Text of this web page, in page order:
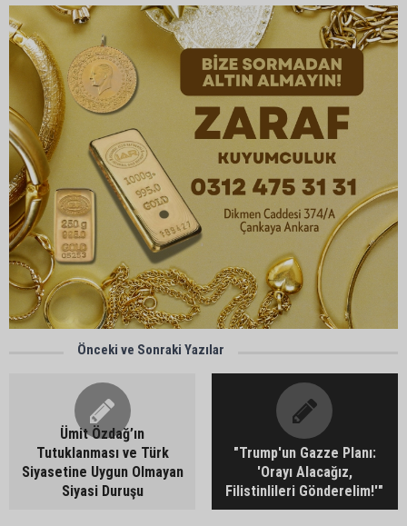
Önceki ve Sonraki Yazılar
Ümit Özdağ’ın
Tutuklanması ve Türk
Siyasetine Uygun Olmayan
Siyasi Duruşu
"Trump'un Gazze Planı:
'Orayı Alacağız,
Filistinlileri Gönderelim!'"